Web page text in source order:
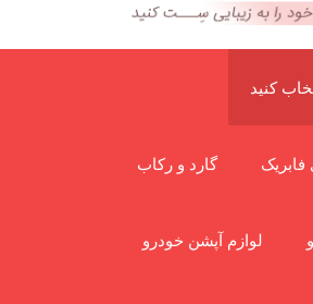
کنید
گارد و رکاب
لوازم آپشن خودرو